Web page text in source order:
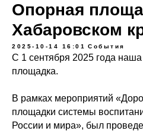
Опорная
Хабаровском
2025-10-14 16:01 События
С 1 сентября 2025 года
площадка.
В рамках мероприятий
площадки системы
России и мира», был